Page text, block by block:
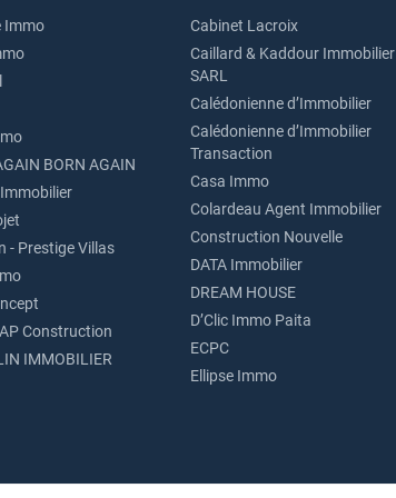
Immo
BORN AGAIN
- Prestige Villas
Construction
IMMOBILIER
Cabinet Lacroix
Caillard & Kaddour Immobilier
SARL
Calédonienne d’Immobilier
Calédonienne d’Immobilier
Transaction
Casa Immo
Colardeau Agent Immobilier
Construction Nouvelle
DATA Immobilier
DREAM HOUSE
D’Clic Immo Paita
ECPC
Ellipse Immo